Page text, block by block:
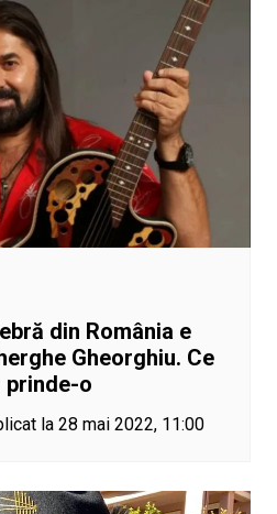
din România e
Gheorghiu. Ce
prinde-o
la 28 mai 2022, 11:00